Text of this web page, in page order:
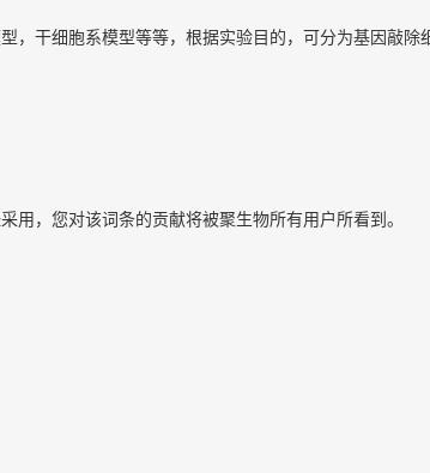
干细胞系模型等等，根据实验目的，可分为基因敲除
，您对该词条的贡献将被聚生物所有用户所看到。